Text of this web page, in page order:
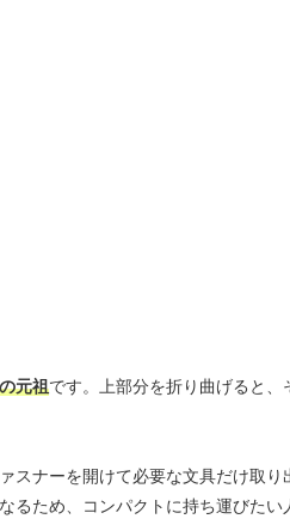
元祖です。上部分を折り曲げると、
スナーを開けて必要な文具だけ取り
るため、コンパクトに持ち運びたい